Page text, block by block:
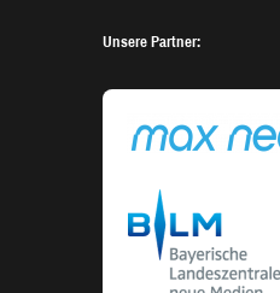
Unsere Partner: